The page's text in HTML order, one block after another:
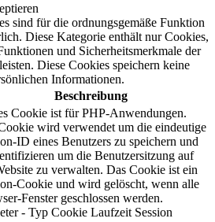
sind für die ordnungsgemäße Funktion
Diese Kategorie enthält nur Cookies,
und Sicherheitsmerkmale der
Diese Cookies speichern keine
Informationen.
Beschreibung
Cookie ist für PHP-Anwendungen.
wird verwendet um die eindeutige
ID eines Benutzers zu speichern und
um die Benutzersitzung auf
zu verwalten. Das Cookie ist ein
Cookie und wird gelöscht, wenn alle
Fenster geschlossen werden.
- Typ Cookie Laufzeit Session